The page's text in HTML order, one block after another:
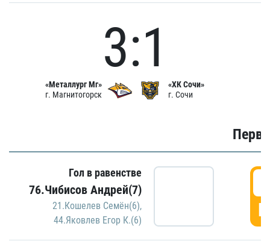
«Металлург Мг»
г. Магнитогорск
3:1
«ХК Сочи»
г. Сочи
Гол в равенстве
76.Чибисов Андрей(7)
21.Кошелев Семён(6),
44.Яковлев Егор К.(6)